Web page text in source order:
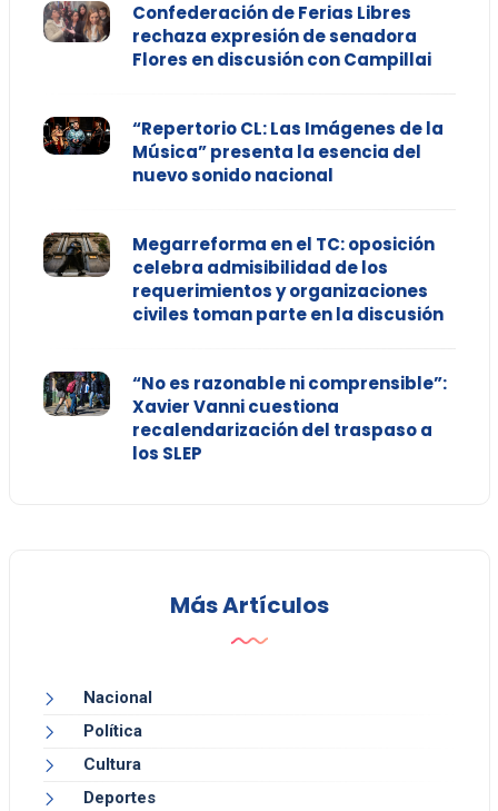
Confederación de Ferias Libres
rechaza expresión de senadora
Flores en discusión con Campillai
“Repertorio CL: Las Imágenes de la
Música” presenta la esencia del
nuevo sonido nacional
Megarreforma en el TC: oposición
celebra admisibilidad de los
requerimientos y organizaciones
civiles toman parte en la discusión
“No es razonable ni comprensible”:
Xavier Vanni cuestiona
recalendarización del traspaso a
los SLEP
Más Artículos
Nacional
Política
Cultura
Deportes